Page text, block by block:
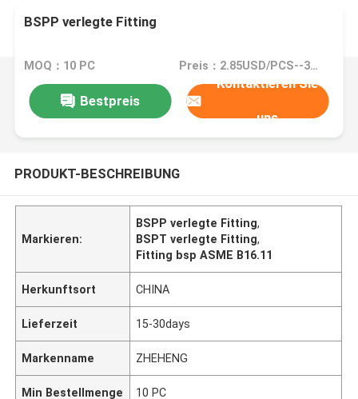
BSPP verlegte Fitting
MOQ：10 PC Preis：2.85USD/PCS--380/PCS
Bestpreis
Kontaktieren Sie
uns
PRODUKT-BESCHREIBUNG
Markieren:
BSPP verlegte Fitting,
BSPT verlegte Fitting,
Fitting bsp ASME B16.11
Herkunftsort CHINA
Lieferzeit 15-30days
Markenname ZHEHENG
Min Bestellmenge 10 PC